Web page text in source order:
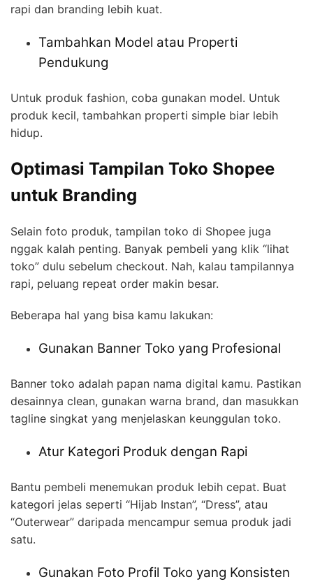
rapi dan branding lebih kuat.
Tambahkan Model atau Properti
Pendukung
Untuk produk fashion, coba gunakan model. Untuk
produk kecil, tambahkan properti simple biar lebih
hidup.
Optimasi Tampilan Toko Shopee
untuk Branding
Selain foto produk, tampilan toko di Shopee juga
nggak kalah penting. Banyak pembeli yang klik “lihat
toko” dulu sebelum checkout. Nah, kalau tampilannya
rapi, peluang repeat order makin besar.
Beberapa hal yang bisa kamu lakukan:
Gunakan Banner Toko yang Profesional
Banner toko adalah papan nama digital kamu. Pastikan
desainnya clean, gunakan warna brand, dan masukkan
tagline singkat yang menjelaskan keunggulan toko.
Atur Kategori Produk dengan Rapi
Bantu pembeli menemukan produk lebih cepat. Buat
kategori jelas seperti “Hijab Instan”, “Dress”, atau
“Outerwear” daripada mencampur semua produk jadi
satu.
Gunakan Foto Profil Toko yang Konsisten